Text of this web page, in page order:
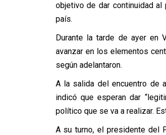
objetivo de dar continuidad
país.
Durante la tarde de ayer en
avanzar en los elementos
según adelantaron.
A la salida del encuentro de
indicó que esperan dar
político que se va a realizar.
A su turno, el presidente del